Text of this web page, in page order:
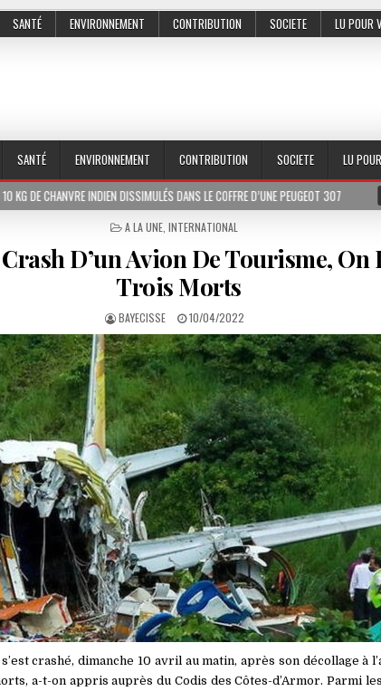
SANTÉ ENVIRONNEMENT CONTRIBUTION SOCIETE LU POUR
SANTÉ ENVIRONNEMENT CONTRIBUTION SOCIETE LU
DISSIMULÉS DANS LE COFFRE D’UNE PEUGEOT 307 2026-07-01
POSTED
A LA UNE ,INTERNATIONAL
D’un Avion De Tourisme, On
Trois Morts
BAYECISSE 10/04/2022
crashé, dimanche 10 avril au matin, après son décollage à
a-t-on appris auprès du Codis des Côtes-d’Armor. Parmi